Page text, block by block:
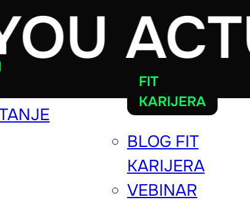
FIT
KARIJERA
BLOG FIT
KARIJERA
VEBINAR